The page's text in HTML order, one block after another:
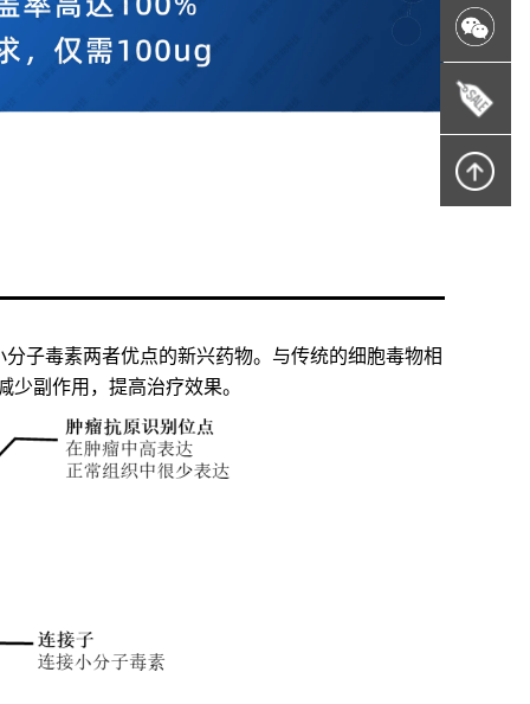
分子毒素两者优点的新兴药物。与传统的细胞毒物相
副作用，提高治疗效果。